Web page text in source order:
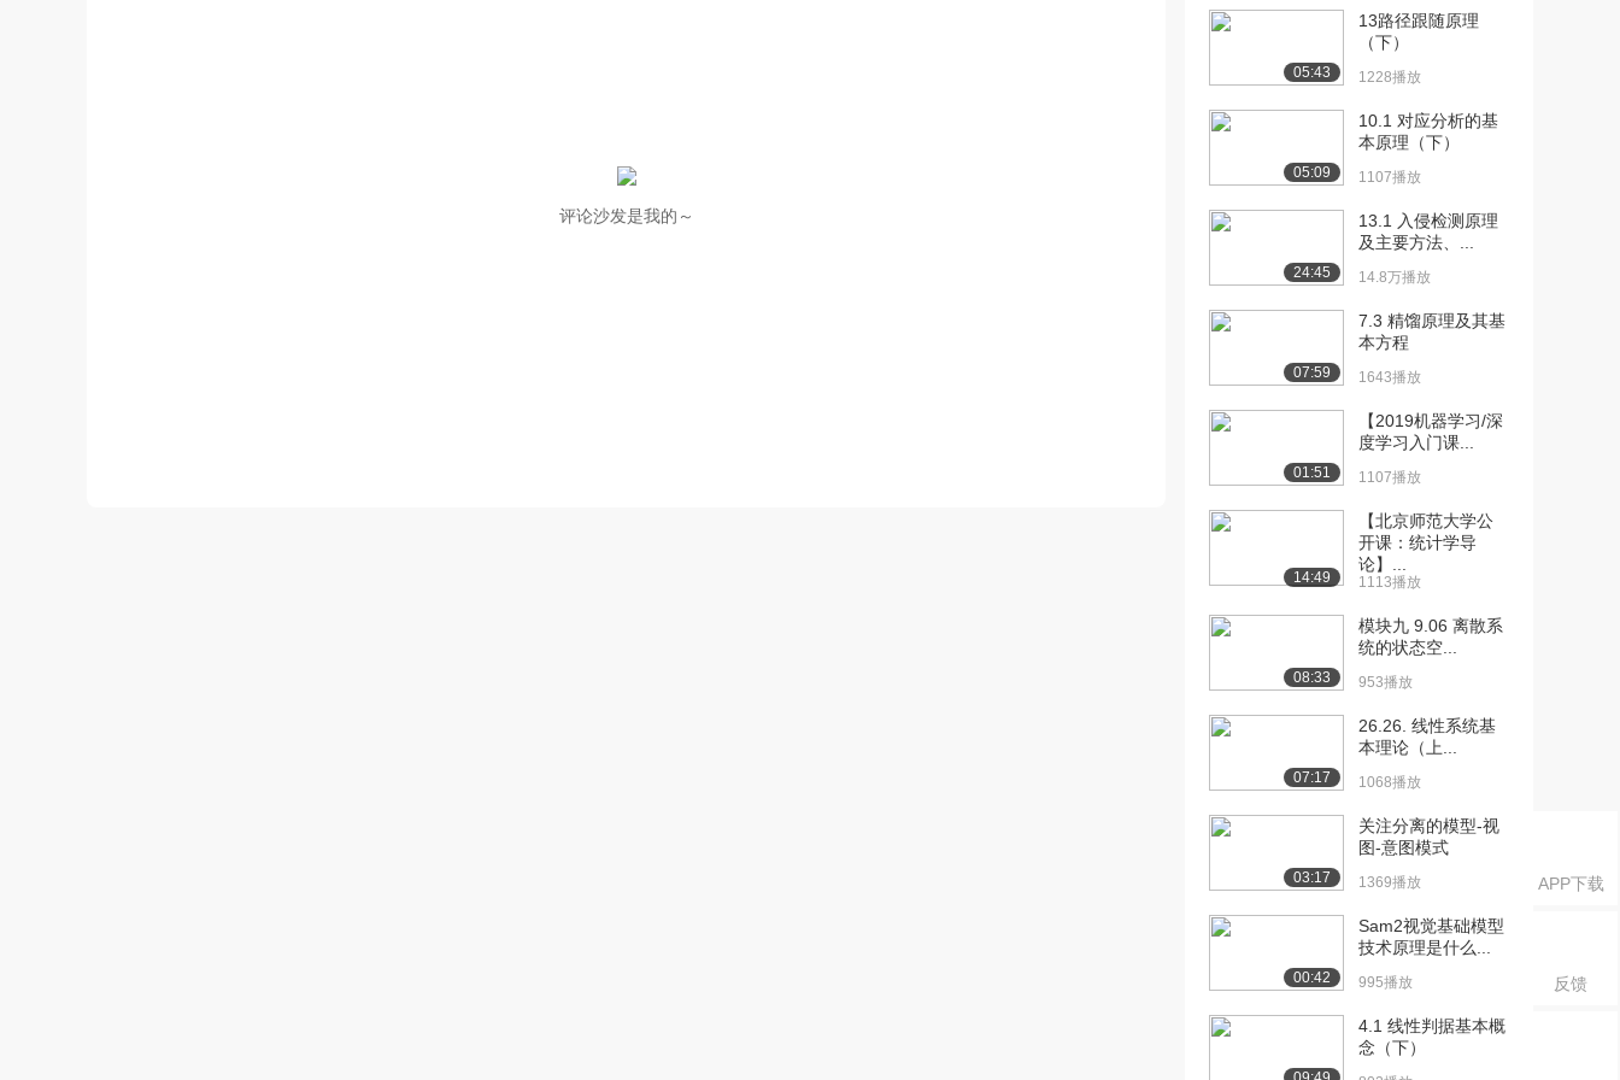
APP下载
反馈
评论沙发是我的～
[10] 2.1 机理法建模（单容
水槽）（下...
1180播放
[11] 2.2 机理法建模（多容
水槽）（...
1890播放
[12] 2.2 机理法建模（多容
水槽）（...
1030播放
待播放
[13] 2.3 测试法建模（时域
09:56
[14] 2.3 测试法建模（时域
09:53
[15] 2.4 测试法建模（频域
08:27
[16] 2.4 测试法建模（频域
08:26
[17] 2.5 测试法仿真举例
（上）
06:25
[18] 2.5 测试法仿真举例
（下）
（上）
（下）
05:43
13路径跟随原理
（下）
1228播放
05:09
10.1 对应分析的基
本原理（下）
1107播放
24:45
13.1 入侵检测原理
及主要方法、...
14.8万播放
07:59
7.3 精馏原理及其基
本方程
1643播放
01:51
【2019机器学习/深
度学习入门课...
1107播放
14:49
【北京师范大学公
开课：统计学导
论】...
1113播放
08:33
模块九 9.06 离散系
统的状态空...
953播放
07:17
26.26. 线性系统基
本理论（上...
1068播放
03:17
关注分离的模型-视
图-意图模式
1369播放
00:42
Sam2视觉基础模型
技术原理是什么...
995播放
4.1 线性判据基本概
念（下）